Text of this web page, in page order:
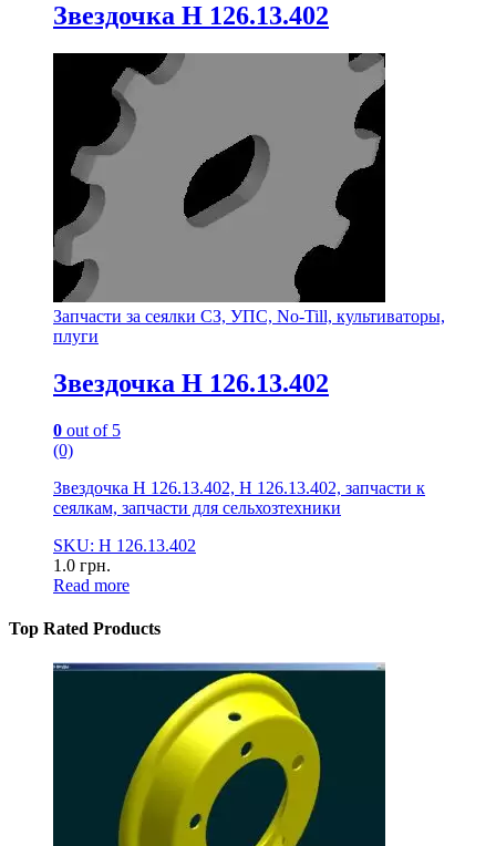
Звездочка Н 126.13.402
Запчасти за сеялки СЗ, УПС, No-Till, культиваторы,
плуги
Звездочка Н 126.13.402
0 out of 5
(0)
Звездочка Н 126.13.402, Н 126.13.402, запчасти к
сеялкам, запчасти для сельхозтехники
SKU: Н 126.13.402
1.0 грн.
Read more
Top Rated Products